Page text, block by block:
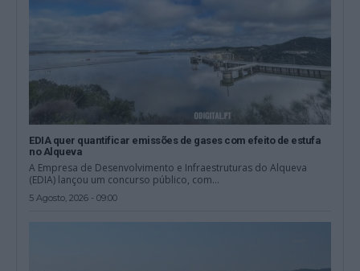
EDIA quer quantificar emissões de gases com efeito de estufa
no Alqueva
A Empresa de Desenvolvimento e Infraestruturas do Alqueva
(EDIA) lançou um concurso público, com...
5 Agosto, 2026 - 09:00